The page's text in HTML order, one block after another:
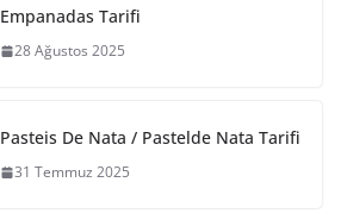
Empanadas Tarifi
28 Ağustos 2025
Pasteis De Nata / Pastelde Nata Tarifi
31 Temmuz 2025